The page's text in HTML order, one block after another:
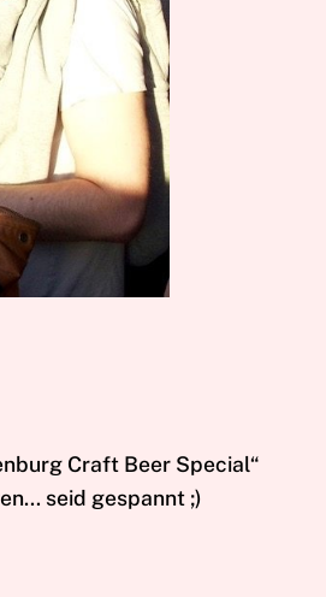
Craft Beer Special“
seid gespannt ;)